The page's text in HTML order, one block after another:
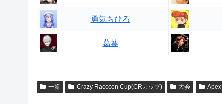
勇気ちひろ
葛葉
一覧 Crazy Raccoon Cup(CRカップ) 大会 Apex